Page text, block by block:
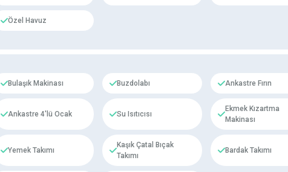
Özel Havuz
Bulaşık Makinası Buzdolabı Ankastre Fırın
Ankastre 4'lü Ocak Su Isıtıcısı
Ekmek Kızartma
Makinası
Yemek Takımı
Kaşık Çatal Bıçak
Takımı
Bardak Takımı